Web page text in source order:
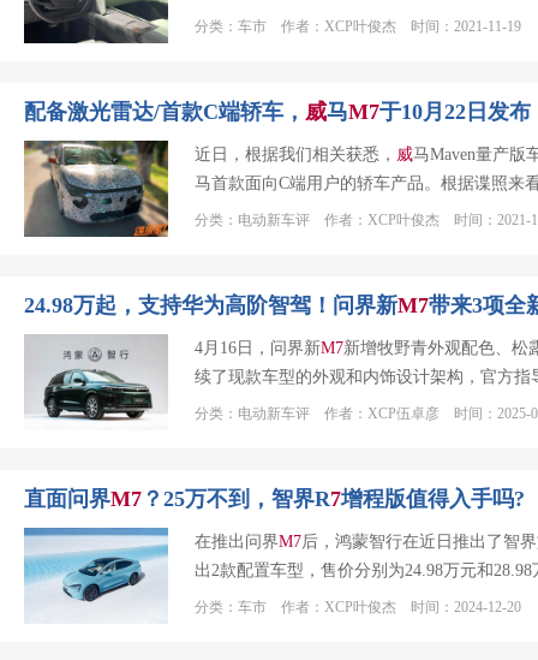
分类：车市 作者：XCP叶俊杰 时间：2021-11-19
配备激光雷达/首款C端轿车， 威马M7于10月22日发布
近日，根据我们相关获悉， 威马Maven量产版
马首款面向C端用户的轿车产品。根据谍照来
分类：电动新车评 作者：XCP叶俊杰 时间：2021-
24.98万起，支持华为高阶智驾！问界新M7带来3项全
4月16日，问界新M7新增牧野青外观配色、松
续了现款车型的外观和内饰设计架构，官方
分类：电动新车评 作者：XCP伍卓彦 时间：2025-
直面问界M7 ？25万不到，智界R7增程版值得入手吗?
在推出问界M7后，鸿蒙智行在近日推出了智
出2款配置车型，售价分别为24.98万元和
分类：车市 作者：XCP叶俊杰 时间：2024-12-20